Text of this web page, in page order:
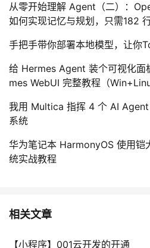
从零开始理解 Agent（二）：
如何实现记忆与规划，只需182
手把手带你部署本地模型，让你
给 Hermes Agent 装个可视化
mes WebUI 完整教程（
我用 Multica 指挥 4 个 AI
系统
华为笔记本 HarmonyOS 使用铠
统实战教程
相关文章
【小程序】001云开发的开通